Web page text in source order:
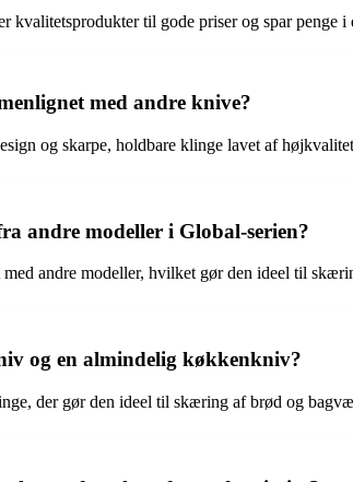
til gode priser og spar penge i
med andre knive?
og skarpe, holdbare klinge lavet af
andre modeller i Global-serien?
andre modeller, hvilket gør den ideel til
og en almindelig køkkenkniv?
der gør den ideel til skæring af brød og